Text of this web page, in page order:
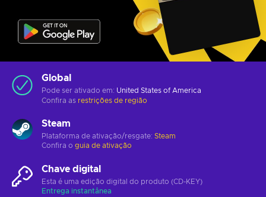
Global
Pode ser ativado em: United States of America
Confira as restrições de região
Steam
Plataforma de ativação/resgate: Steam
Confira o guia de ativação
Chave digital
Esta é uma edição digital do produto (CD-KEY)
Entrega instantânea